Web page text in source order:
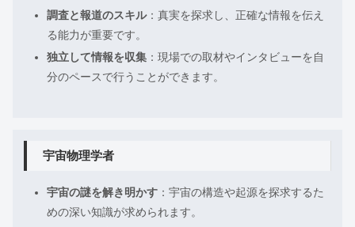
調査と報道のスキル：真実を探求し、正確な情報を伝え
る能力が重要です。
独立して情報を収集：現場での取材やインタビューを自
分のペースで行うことができます。
宇宙物理学者
宇宙の謎を解き明かす：宇宙の構造や起源を探求するた
めの深い知識が求められます。